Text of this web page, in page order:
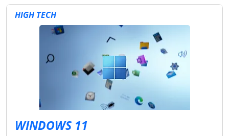
HIGH TECH
WINDOWS 11